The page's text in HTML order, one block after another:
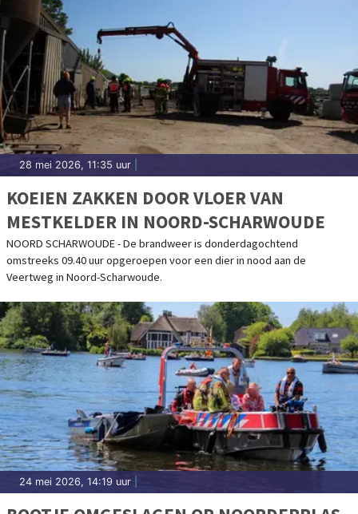
28 mei 2026, 11:35 uur
KOEIEN ZAKKEN DOOR VLOER VAN
MESTKELDER IN NOORD-SCHARWOUDE
NOORD SCHARWOUDE - De brandweer is donderdagochtend
omstreeks 09.40 uur opgeroepen voor een dier in nood aan de
Veertweg in Noord-Scharwoude.
24 mei 2026, 14:19 uur